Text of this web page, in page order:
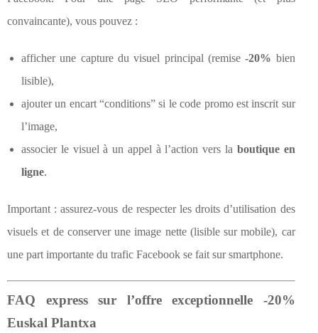
convaincante), vous pouvez :
afficher une capture du visuel principal (remise-20% bien
lisible),
ajouter un encart “conditions” si le code promo est inscrit sur
l’image,
associer le visuel à un appel à l’action vers la boutique en
ligne.
Important : assurez-vous de respecter les droits d’utilisation des
visuels et de conserver une image nette (lisible sur mobile), car
une part importante du trafic Facebook se fait sur smartphone.
FAQ express sur l’offre exceptionnelle -20%
Euskal Plantxa